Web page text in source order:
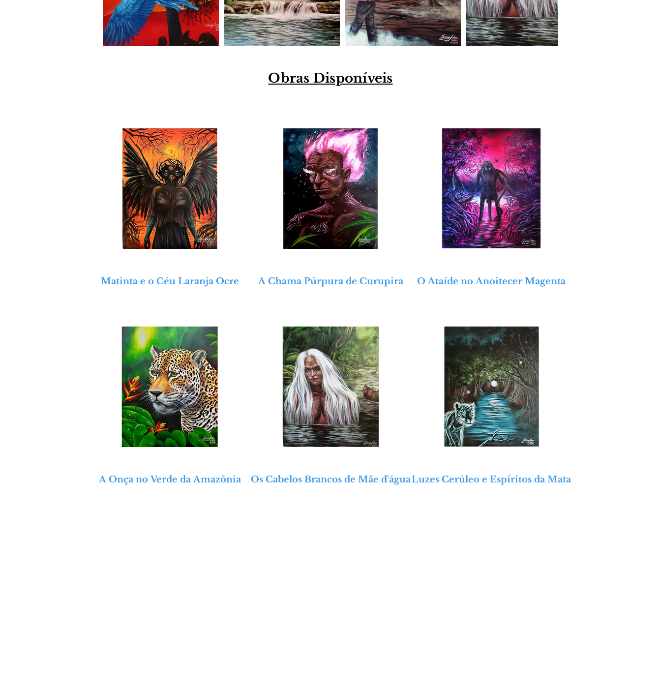
Obras Disponíveis
Matinta e o Céu Laranja Ocre A Chama Púrpura de Curupira O Ataíde no Anoitecer Magenta
A Onça no Verde da Amazônia Os Cabelos Brancos de Mãe d'águaLuzes Cerúleo e Espíritos da Mata